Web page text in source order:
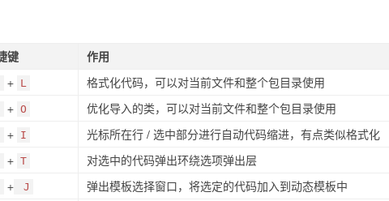
键 作用
+ L 格式化代码，可以对当前文件和整个包目录使用
+ O 优化导入的类，可以对当前文件和整个包目录使用
+ I 光标所在行 / 选中部分进行自动代码缩进，有点类似格式化
+ T 对选中的代码弹出环绕选项弹出层
+ J 弹出模板选择窗口，将选定的代码加入到动态模板中